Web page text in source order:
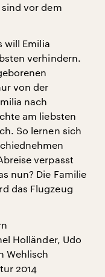
vor dem
will Emilia
verhindern.
von der
nach
am liebsten
So lernen sich
verpasst
nun? Die Familie
das Flugzeug
Holländer, Udo
Wehlisch
2014